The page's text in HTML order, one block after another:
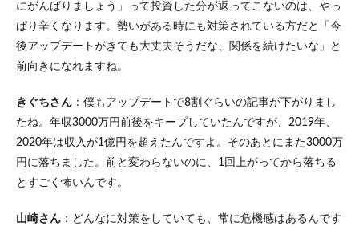
にがんばりましょう」って投資した分が返ってこないのは、やっ
ぱり辛くなります。勢いがある時にも対策されている方だと「今
後アップデートがきても大丈夫そうだな、関係を続けたいな」と
前向きになれますね。
きぐちさん ：僕もアップデートで8割ぐらいの記事が下がりまし
たね。年収3000万円前後をキープしていたんですが、2019年、
2020年は収入が1億円を超えたんですよ。そのあとにまた3000万
円に落ちました。前と変わらないのに、1回上がってから落ちる
とすごく怖いんです。
山崎さん ：どんなに対策をしていても、常に危機感はあるんです